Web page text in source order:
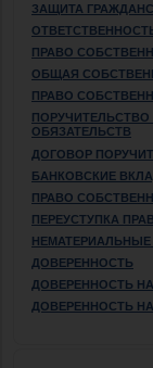
ЗАЩИТА
ПРАВО
ОБЩАЯ
ПРАВО
ОБЯЗАТЕЛЬСТВ
ДОГОВОР
БАНКОВСКИЕ
ПРАВО
ПЕРЕУСТУПКА
НЕМАТЕРИАЛЬНЫЕ
ДОВЕРЕННОСТЬ
ДОВЕРЕННОСТЬ
ДОВЕРЕННОСТЬ